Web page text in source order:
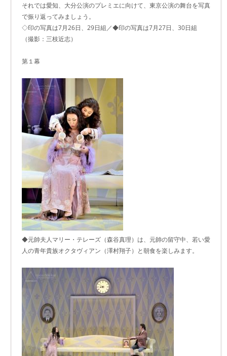
それでは愛知、大分公演のプレミエに向けて、東京公演の舞台を写真
で振り返ってみましょう。
◇印の写真は7月26日、29日組／◆印の写真は7月27日、30日組
（撮影：三枝近志）
第１幕
◆元帥夫人マリー・テレーズ（森谷真理）は、元帥の留守中、若い愛
人の青年貴族オクタヴィアン（澤村翔子）と朝食を楽しみます。